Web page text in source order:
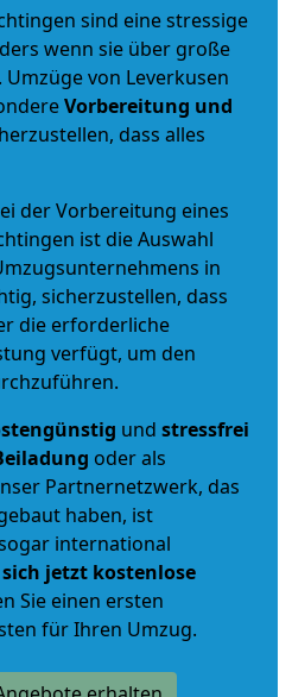
sind eine stressige
wenn sie über große
von Leverkusen
Vorbereitung und
dass alles
der Vorbereitung eines
ist die Auswahl
in
sicherzustellen, dass
die erforderliche
verfügt, um den
und stressfrei
oder als
Partnernetzwerk, das
haben, ist
international
sich jetzt kostenlose
Sie einen ersten
für Ihren Umzug.